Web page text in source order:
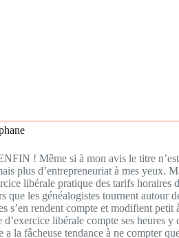
! Même si à mon avis le titre
plus d’entrepreneuriat à mes yeux.
libérale pratique des tarifs
que les généalogistes tournent autour
s’en rendent compte et modifient
d’exercice libérale compte ses heures
a la fâcheuse tendance à ne compter